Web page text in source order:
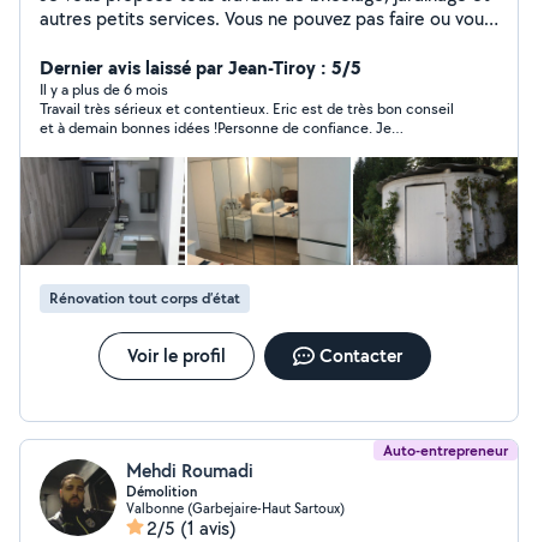
autres petits services. Vous ne pouvez pas faire ou vous
Dernier avis laissé par Jean-Tiroy : 5/5
Il y a plus de 6 mois
Travail très sérieux et contentieux. Eric est de très bon conseil
et à demain bonnes idées !Personne de confiance. Je
Rénovation tout corps d’état
Voir le profil Contacter
Auto-entrepreneur
Mehdi Roumadi
Démolition
Valbonne (Garbejaire-Haut Sartoux)
2/5 (1 avis)